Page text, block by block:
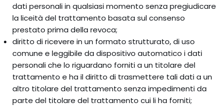
dati personali in qualsiasi momento senza pregiudicare
la liceità del trattamento basata sul consenso
prestato prima della revoca;
diritto di ricevere in un formato strutturato, di uso
comune e leggibile da dispositivo automatico i dati
personali che lo riguardano forniti a un titolare del
trattamento e ha il diritto di trasmettere tali dati a un
altro titolare del trattamento senza impedimenti da
parte del titolare del trattamento cui li ha forniti;